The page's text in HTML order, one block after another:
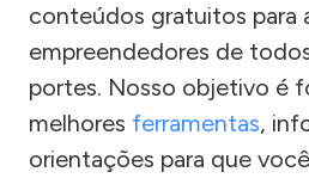
conteúdos gratuitos para
empreendedores de
portes. Nosso objetivo é
melhores ferramentas,
orientações para que